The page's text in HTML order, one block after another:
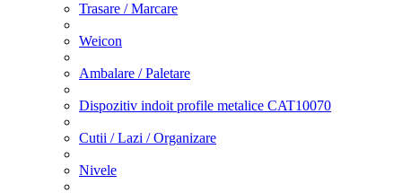
Trasare / Marcare
Weicon
Ambalare / Paletare
Dispozitiv indoit profile metalice CAT10070
Cutii / Lazi / Organizare
Nivele